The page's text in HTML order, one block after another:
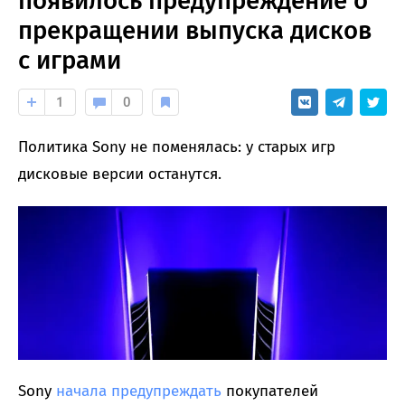
прекращении выпуска дисков
с играми
1 0
Политика Sony не поменялась: у старых игр
дисковые версии останутся.
Sony начала предупреждать покупателей